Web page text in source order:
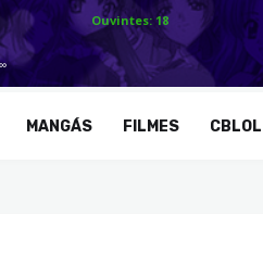
MANGÁS FILMES CBLOL